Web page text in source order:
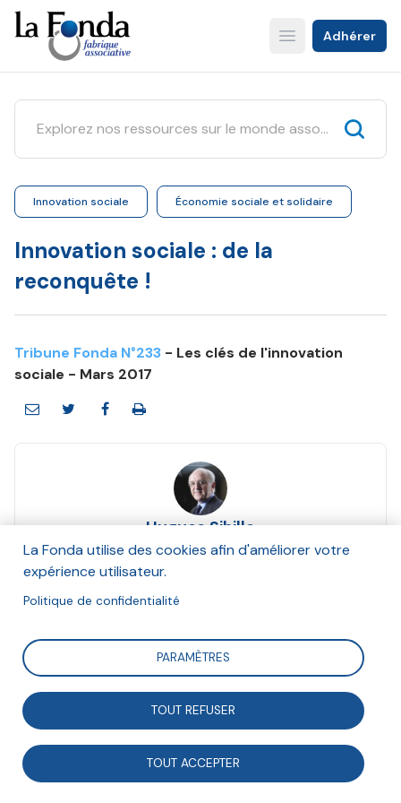
Aller
au
contenu
principal
Open main menu
Adhérer
Innovation sociale Économie sociale et solidaire
Innovation sociale : de la
reconquête !
Tribune Fonda N°233 - Les clés de l'innovation
sociale - Mars 2017
Hugues Sibille
Mars 2017
L’innovation technologique a conquis une situation
hégémonique : 71 pôles de compétitivité, 170 clusters,
34 plans de reconquête industrielle, 9 milliards
d’euros de soutien public en 2014, sans parler du
Crédit impôt recherche. Face à elle, l’innovation
La Fonda utilise des cookies afin d'améliorer votre
expérience utilisateur.
Politique de confidentialité
PARAMÈTRES
TOUT REFUSER
TOUT ACCEPTER